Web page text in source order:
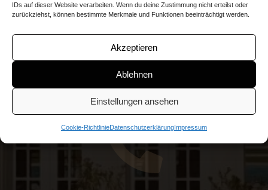
IDs auf dieser Website verarbeiten. Wenn du deine Zustimmung nicht erteilst oder
zurückziehst, können bestimmte Merkmale und Funktionen beeinträchtigt werden.
Akzeptieren
Ablehnen
Einstellungen ansehen
Cookie-RichtlinieDatenschutzerklärungImpressum
